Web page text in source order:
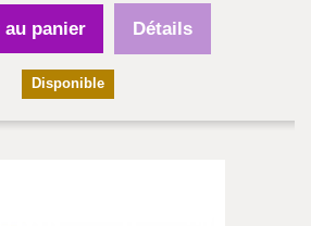
panier Détails
Disponible